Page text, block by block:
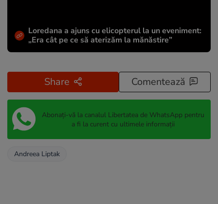
Loredana a ajuns cu elicopterul la un eveniment:
„Era cât pe ce să aterizăm la mănăstire”
Share Comentează
Abonați-vă la canalul Libertatea de WhatsApp pentru
a fi la curent cu ultimele informații
Andreea Liptak